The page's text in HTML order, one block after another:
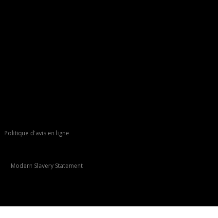
Politique d'avis en ligne
Modern Slavery Statement